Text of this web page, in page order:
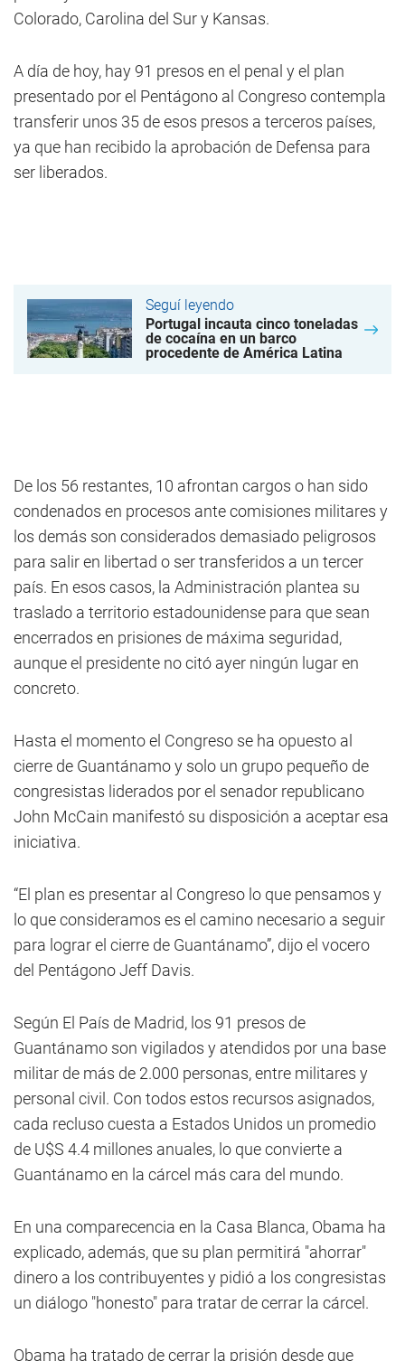
Colorado, Carolina del Sur y Kansas.
A día de hoy, hay 91 presos en el penal y el plan
presentado por el Pentágono al Congreso contempla
transferir unos 35 de esos presos a terceros países,
ya que han recibido la aprobación de Defensa para
ser liberados.
Seguí leyendo
Portugal incauta cinco toneladas
de cocaína en un barco
procedente de América Latina
De los 56 restantes, 10 afrontan cargos o han sido
condenados en procesos ante comisiones militares y
los demás son considerados demasiado peligrosos
para salir en libertad o ser transferidos a un tercer
país. En esos casos, la Administración plantea su
traslado a territorio estadounidense para que sean
encerrados en prisiones de máxima seguridad,
aunque el presidente no citó ayer ningún lugar en
concreto.
Hasta el momento el Congreso se ha opuesto al
cierre de Guantánamo y solo un grupo pequeño de
congresistas liderados por el senador republicano
John McCain manifestó su disposición a aceptar esa
iniciativa.
“El plan es presentar al Congreso lo que pensamos y
lo que consideramos es el camino necesario a seguir
para lograr el cierre de Guantánamo”, dijo el vocero
del Pentágono Jeff Davis.
Según El País de Madrid, los 91 presos de
Guantánamo son vigilados y atendidos por una base
militar de más de 2.000 personas, entre militares y
personal civil. Con todos estos recursos asignados,
cada recluso cuesta a Estados Unidos un promedio
de U$S 4.4 millones anuales, lo que convierte a
Guantánamo en la cárcel más cara del mundo.
En una comparecencia en la Casa Blanca, Obama ha
explicado, además, que su plan permitirá "ahorrar"
dinero a los contribuyentes y pidió a los congresistas
un diálogo "honesto" para tratar de cerrar la cárcel.
Obama ha tratado de cerrar la prisión desde que